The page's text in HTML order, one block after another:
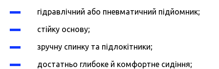
гідравлічний або пневматичний підйомник;
стійку основу;
зручну спинку та підлокітники;
достатньо глибоке й комфортне сидіння;